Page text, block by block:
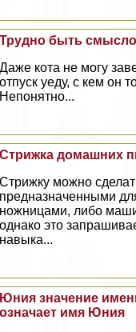
Трудно быть
Даже кота не могу
отпуск уеду, с кем он
Непонятно...
Стрижка домашних
Стрижку можно
предназначенными
ножницами, либо
однако это
навыка...
Юния значение
означает имя Юния